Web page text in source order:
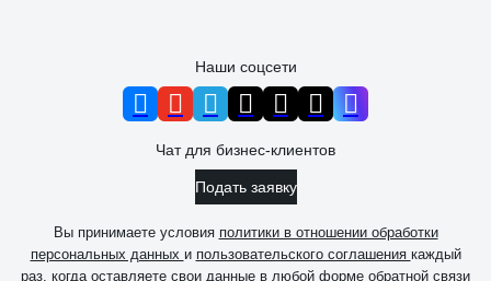
Наши соцсети
Чат для бизнес-клиентов
Подать заявку
Вы принимаете условия политики в отношении обработки
персональных данных и пользовательского соглашения каждый
раз, когда оставляете свои данные в любой форме обратной связи